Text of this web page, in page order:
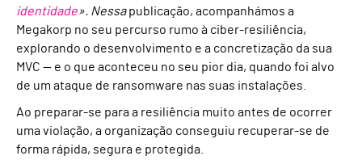
identidade». Nessapublicação, acompanhámos a
Megakorp no seu percurso rumo à ciber-resiliência,
explorando o desenvolvimento e a concretização da sua
MVC — e o que aconteceu no seu pior dia, quando foi alvo
de um ataque de ransomware nas suas instalações.
Ao preparar-se para a resiliência muito antes de ocorrer
uma violação, a organização conseguiu recuperar-se de
forma rápida, segura e protegida.